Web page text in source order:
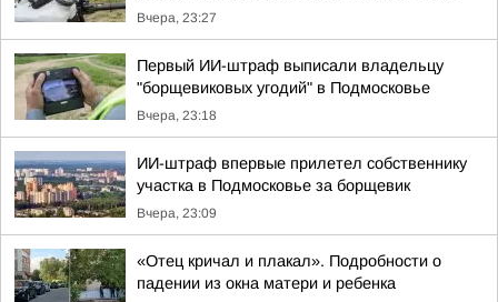
Вчера, 23:27
Первый ИИ-штраф выписали владельцу
"борщевиковых угодий" в Подмосковье
Вчера, 23:18
ИИ-штраф впервые прилетел собственнику
участка в Подмосковье за борщевик
Вчера, 23:09
«Отец кричал и плакал». Подробности о
падении из окна матери и ребенка